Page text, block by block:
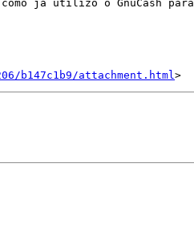
já utilizo o GnuCash
b147c1b9/attachment.html